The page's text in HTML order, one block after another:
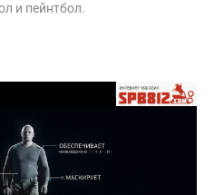
и пейнтбол.